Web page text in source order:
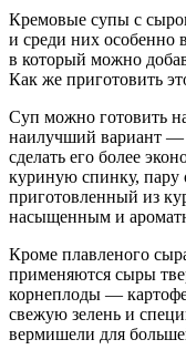
Кремовые супы с
и среди них особенно
в который можно
Как же приготовить
Суп можно готовить
наилучший вариант —
сделать его более
куриную спинку, пару
приготовленный из
насыщенным и
Кроме плавленого
применяются сыры
корнеплоды —
свежую зелень и
вермишели для